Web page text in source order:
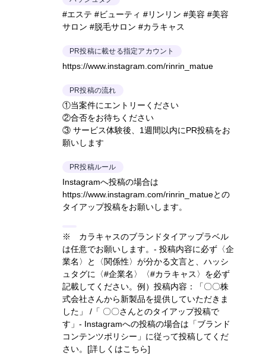
#エステ #ビューティ #リンリン #美容 #美容
サロン #脱毛サロン #カラキャス
PR投稿に載せる指定アカウント
https://www.instagram.com/rinrin_matue
PR投稿の流れ
①当案件にエントリーください
②合否をお待ちください
③ サービス体験後、1週間以内にPR投稿をお
願いします
PR投稿ルール
Instagramへ投稿の場合は
https://www.instagram.com/rinrin_matueとの
タイアップ投稿をお願いします。
※ カラキャスのブランドタイアップラベル
は任意でお願いします。- 投稿内容に必ず〈企
業名〉と〈関係性〉が分かる文言と、ハッシ
ュタグに〈#企業名〉〈#カラキャス〉を必ず
記載してください。 例）投稿内容：「〇〇株
式会社さんから新製品を提供していただきま
した」 /「 〇〇さんとのタイアップ投稿で
す」 - Instagramへの投稿の場合は「ブランド
コンテンツポリシー」に従って投稿してくだ
さい。 [詳しくはこちら]